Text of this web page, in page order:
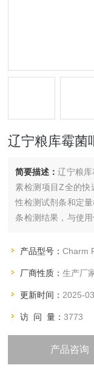
辽宁粮库霉菌
简要描述：辽宁粮
素检测项目Z全的快
性检测试剂条和定
条检测结果，与使
产品型号：Charm
厂商性质：生产厂
更新时间： 2025-
访 问 量：3773
产品咨询